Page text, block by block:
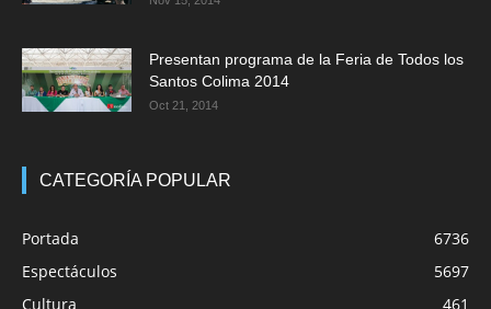
Presentan programa de la Feria de Todos los
Santos Colima 2014
Oct 21, 2014
CATEGORÍA POPULAR
Portada
6736
Espectáculos
5697
Cultura
461